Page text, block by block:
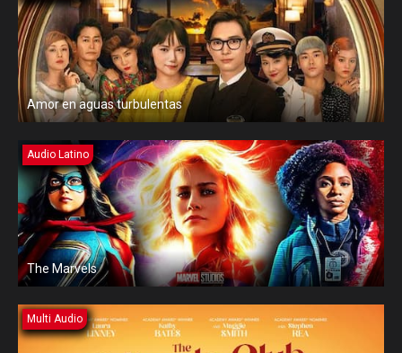
Amor en aguas turbulentas
Audio Latino
The Marvels
Multi Audio